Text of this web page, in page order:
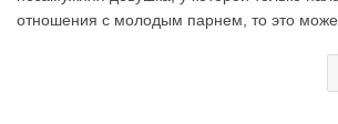
отношения с молодым парнем, то это